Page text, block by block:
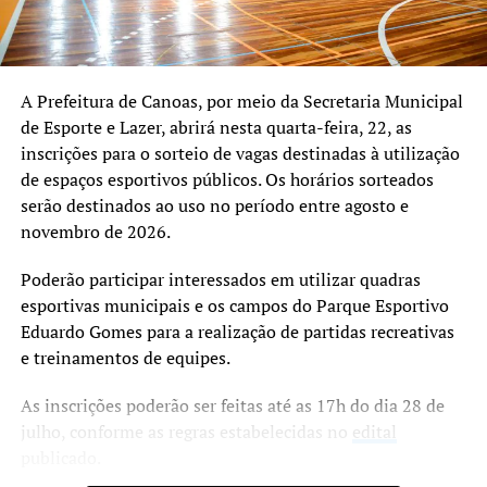
professor Marcelo Mendes, da escola de formação Futuro
Craque Academy, e a equipe de professores responsáveis
pelas aulas, destacaram a importância da parceria para a
O secretário Ely Silva ressaltou o sentimento de
continuidade do trabalho desenvolvido pelo sindicato
para manter a realização do curso profissionalizante,
considerado um legado das gestões anteriores.
período da próxima edição do curso, que deverá seguir
com a proposta de ampliar a capacitação e a qualificação
de profissionais voltados ao futebol de alto rendimento.
A Prefeitura de Canoas, por meio da Secretaria Municipal
de Esporte e Lazer, abrirá nesta quarta-feira, 22, as
inscrições para o sorteio de vagas destinadas à utilização
de espaços esportivos públicos. Os horários sorteados
serão destinados ao uso no período entre agosto e
novembro de 2026.
Poderão participar interessados em utilizar quadras
esportivas municipais e os campos do Parque Esportivo
Eduardo Gomes para a realização de partidas recreativas
e treinamentos de equipes.
As inscrições poderão ser feitas até as 17h do dia 28 de
julho, conforme as regras estabelecidas no edital